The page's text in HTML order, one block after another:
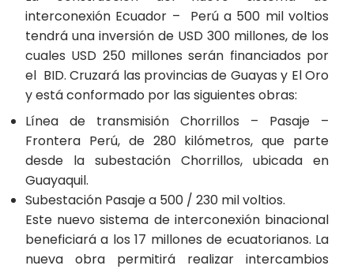
interconexión Ecuador – Perú a 500 mil voltios
tendrá una inversión de USD 300 millones, de los
cuales USD 250 millones serán financiados por
el BID. Cruzará las provincias de Guayas y El Oro
y está conformado por las siguientes obras:
Línea de transmisión Chorrillos – Pasaje –
Frontera Perú, de 280 kilómetros, que parte
desde la subestación Chorrillos, ubicada en
Guayaquil.
Subestación Pasaje a 500 / 230 mil voltios.
Este nuevo sistema de interconexión binacional
beneficiará a los 17 millones de ecuatorianos. La
nueva obra permitirá realizar intercambios